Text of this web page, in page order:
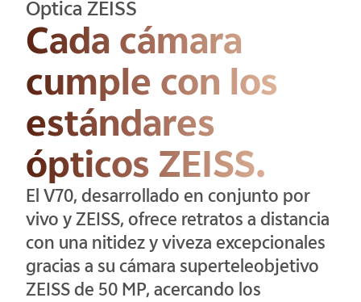
Óptica ZEISS
Cada cámara
cumple con los
estándares
ópticos ZEISS.
El V70, desarrollado en conjunto por
vivo y ZEISS, ofrece retratos a distancia
con una nitidez y viveza excepcionales
gracias a su cámara superteleobjetivo
ZEISS de 50 MP, acercando los